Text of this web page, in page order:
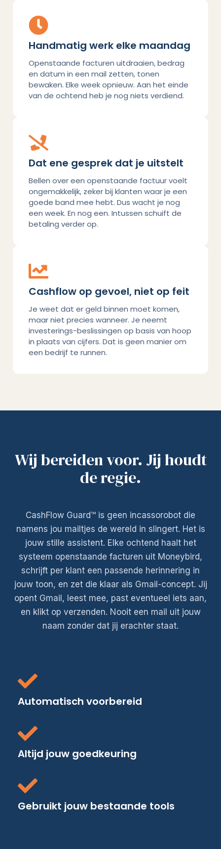
Handmatig werk elke maandag
Openstaande facturen uitdraaien, bedrag
en datum in een mail zetten, tonen
bewaken. Elke week opnieuw. Aan het einde
van de ochtend heb je nog niets verdiend.
Dat ene gesprek dat je uitstelt
Bellen over een openstaande factuur voelt
ongemakkelijk, zeker bij klanten waar je een
goede band mee hebt. Dus wacht je nog
een week. En nog een. Intussen schuift de
betaling verder op.
Cashflow op gevoel, niet op feit
Je weet dat er geld binnen moet komen,
maar niet precies wanneer. Je neemt
investerings-beslissingen op basis van hoop
in plaats van cijfers. Dat is geen manier om
een bedrijf te runnen.
Wij bereiden voor. Jij houdt
de regie.
CashFlow Guard™ is geen incassorobot die
namens jou mailtjes de wereld in slingert. Het is
jouw stille assistent. Elke ochtend haalt het
systeem openstaande facturen uit Moneybird,
schrijft per klant een passende herinnering in
jouw toon, en zet die klaar als Gmail-concept. Jij
opent Gmail, leest mee, past eventueel iets aan,
en klikt op verzenden. Nooit een mail uit jouw
naam zonder dat jij erachter staat.
Automatisch voorbereid
Altijd jouw goedkeuring
Gebruikt jouw bestaande tools